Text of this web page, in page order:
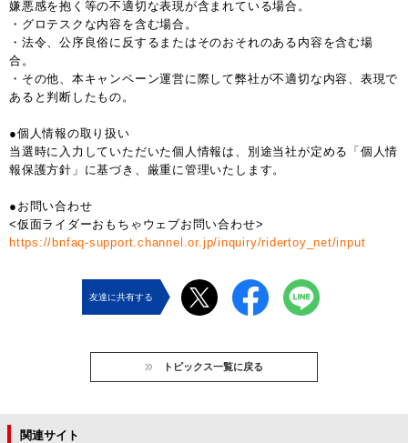
嫌悪感を抱く等の不適切な表現が含まれている場合。
・グロテスクな内容を含む場合。
・法令、公序良俗に反するまたはそのおそれのある内容を含む場
合。
・その他、本キャンペーン運営に際して弊社が不適切な内容、表現で
あると判断したもの。
●個人情報の取り扱い
当選時に入力していただいた個人情報は、別途当社が定める「個人情
報保護方針」に基づき、厳重に管理いたします。
●お問い合わせ
<仮面ライダーおもちゃウェブお問い合わせ>
https://bnfaq-support.channel.or.jp/inquiry/ridertoy_net/input
友達に共有する
トピックス一覧に戻る
関連サイト